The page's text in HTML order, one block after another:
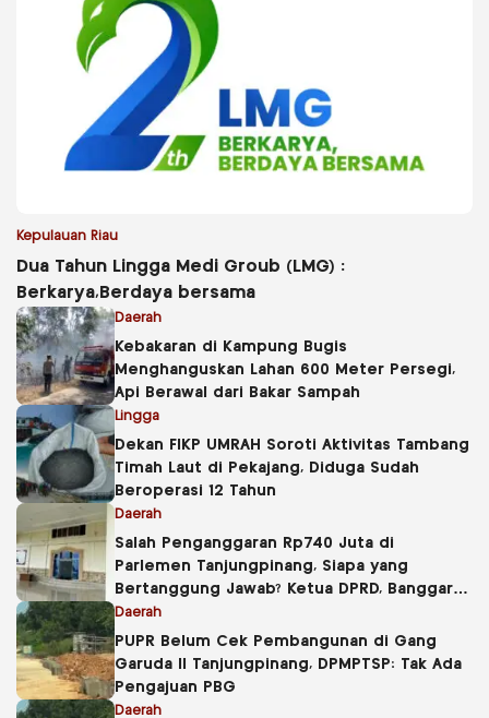
Kepulauan Riau
Dua Tahun Lingga Medi Groub (LMG) :
Berkarya,Berdaya bersama
Daerah
Kebakaran di Kampung Bugis
Menghanguskan Lahan 600 Meter Persegi,
Api Berawal dari Bakar Sampah
Lingga
Dekan FIKP UMRAH Soroti Aktivitas Tambang
Timah Laut di Pekajang, Diduga Sudah
Beroperasi 12 Tahun
Daerah
Salah Penganggaran Rp740 Juta di
Parlemen Tanjungpinang, Siapa yang
Bertanggung Jawab? Ketua DPRD, Banggar
atau Sekretaris DPRD?
Daerah
PUPR Belum Cek Pembangunan di Gang
Garuda II Tanjungpinang, DPMPTSP: Tak Ada
Pengajuan PBG
Daerah